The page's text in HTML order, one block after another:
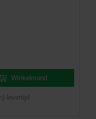
Winkelmand
levertijd